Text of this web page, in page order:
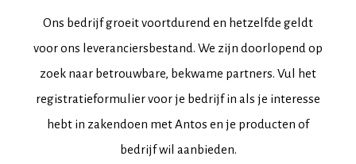
Ons bedrijf groeit voortdurend en hetzelfde geldt
voor ons leveranciersbestand. We zijn doorlopend op
zoek naar betrouwbare, bekwame partners. Vul het
registratieformulier voor je bedrijf in als je interesse
hebt in zakendoen met Antos en je producten of
bedrijf wil aanbieden.